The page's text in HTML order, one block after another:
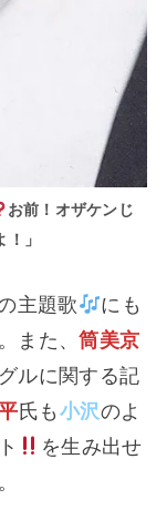
お前！オザケンじ
！」
主題歌
にも
また、筒美京
ルに関する記
氏も 小沢のよ
を生み出せ